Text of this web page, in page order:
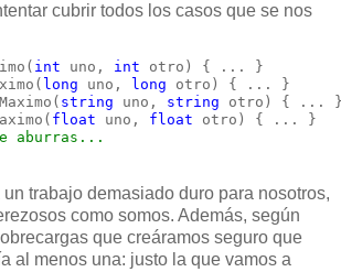
cubrir todos los casos que se nos
int uno, int otro) { ... }
long uno, long otro) { ... }
string uno, string otro) { ...
float uno, float otro) { ... }
aburras...
trabajo demasiado duro para nosotros,
como somos. Además, según
que creáramos seguro que
al menos una: justo la que vamos a